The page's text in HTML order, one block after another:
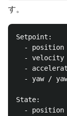
す。
Setpoint:
  - position
  - velocity
-
- yaw /
State:
  - position